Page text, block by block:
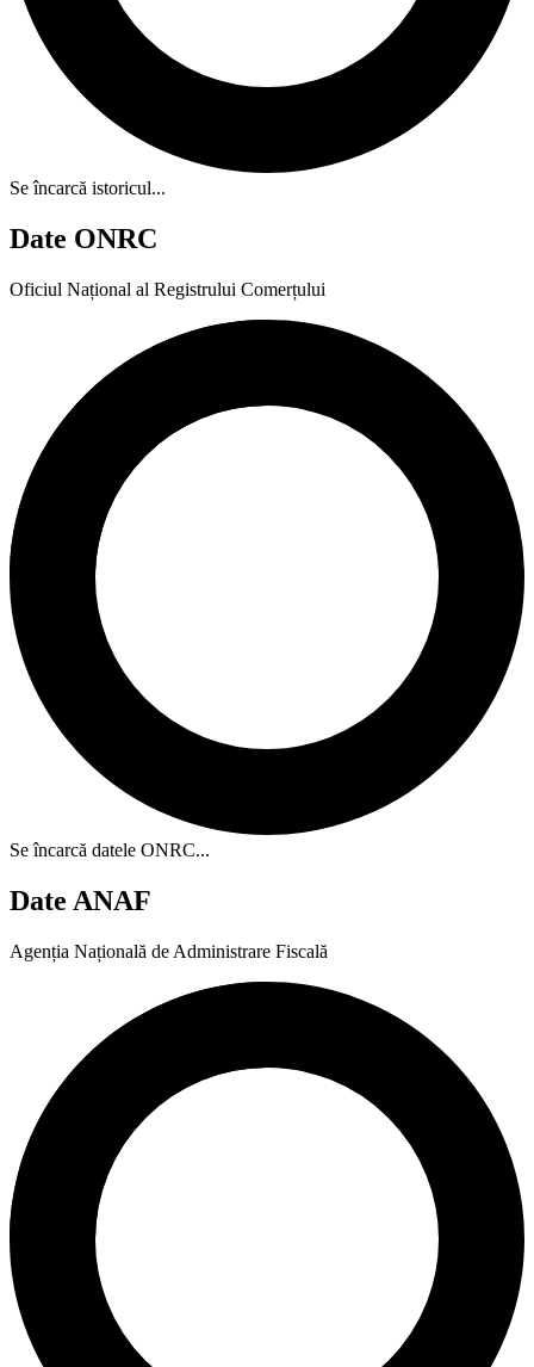
Se încarcă istoricul...
Date ONRC
Oficiul Național al Registrului Comerțului
Se încarcă datele ONRC...
Date ANAF
Agenția Națională de Administrare Fiscală